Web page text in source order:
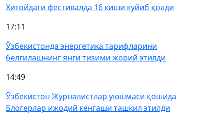
Хитойдаги фестивалда 16 киши куйиб қолди
17:11
Ўзбекистонда энергетика тарифларини
белгилашнинг янги тизими жорий этилди
14:49
Ўзбекистон Журналистлар уюшмаси қошида
Блогерлар ижодий кенгаши ташкил этилди